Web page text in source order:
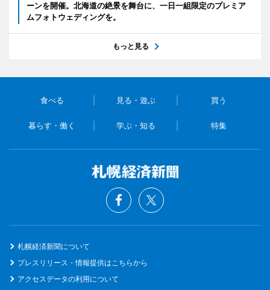
ーンを開催。北海道の絶景を舞台に、一日一組限定のプレミア
ムフォトウェディングを。
もっと見る
食べる 見る・遊ぶ 買う
暮らす・働く 学ぶ・知る 特集
札幌経済新聞について
プレスリリース・情報提供はこちらから
アクセスデータの利用について